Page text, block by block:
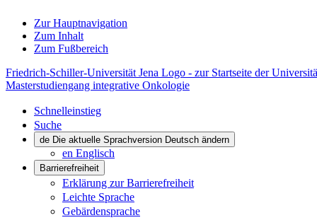
Zur Hauptnavigation
Zum Inhalt
Zum Fußbereich
Friedrich-Schiller-Universität Jena Logo - zur Startseite der
Masterstudiengang integrative Onkologie
Schnelleinstieg
Suche
de Die aktuelle Sprachversion Deutsch ändern
en Englisch
Barrierefreiheit
Erklärung zur Barrierefreiheit
Leichte Sprache
Gebärdensprache